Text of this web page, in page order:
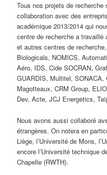
Tous nos projets de
collaboration avec des
académique 2013/2014 qui
centre de recherche a travaillé
et autres centres de
Biologicals, NOMICS,
Aéro, IDS, Cide SOCRAN,
GUARDIS, Multitel,
Magotteaux, CRM Group,
Dev, Acte, JCJ Energetics,
Nous avons aussi collaboré
étrangères. On notera en
Liège, l’Université de Mons,
encore l’Université technique
Chapelle (RWTH).